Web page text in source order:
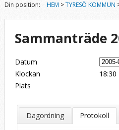
Din position: HEM >TYRESÖ KOMMUN
Sammanträde
Datum
Klockan
18:30
Plats
Dagordning Protokoll